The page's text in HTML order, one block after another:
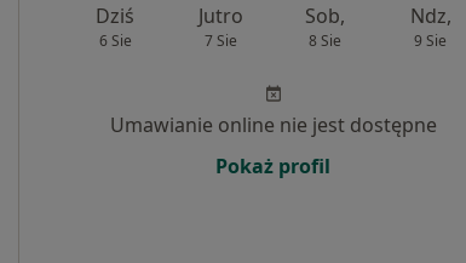
Dziś
6 Sie
Jutro
7 Sie
Sob,
8 Sie
Ndz,
9 Sie
Umawianie online nie jest dostępne
Pokaż profil